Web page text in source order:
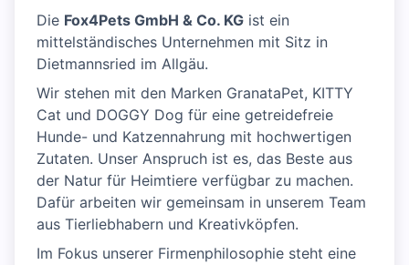
Die Fox4Pets GmbH & Co. KG ist ein
mittelständisches Unternehmen mit Sitz in
Dietmannsried im Allgäu.
Wir stehen mit den Marken GranataPet, KITTY
Cat und DOGGY Dog für eine getreidefreie
Hunde- und Katzennahrung mit hochwertigen
Zutaten. Unser Anspruch ist es, das Beste aus
der Natur für Heimtiere verfügbar zu machen.
Dafür arbeiten wir gemeinsam in unserem Team
aus Tierliebhabern und Kreativköpfen.
Im Fokus unserer Firmenphilosophie steht eine